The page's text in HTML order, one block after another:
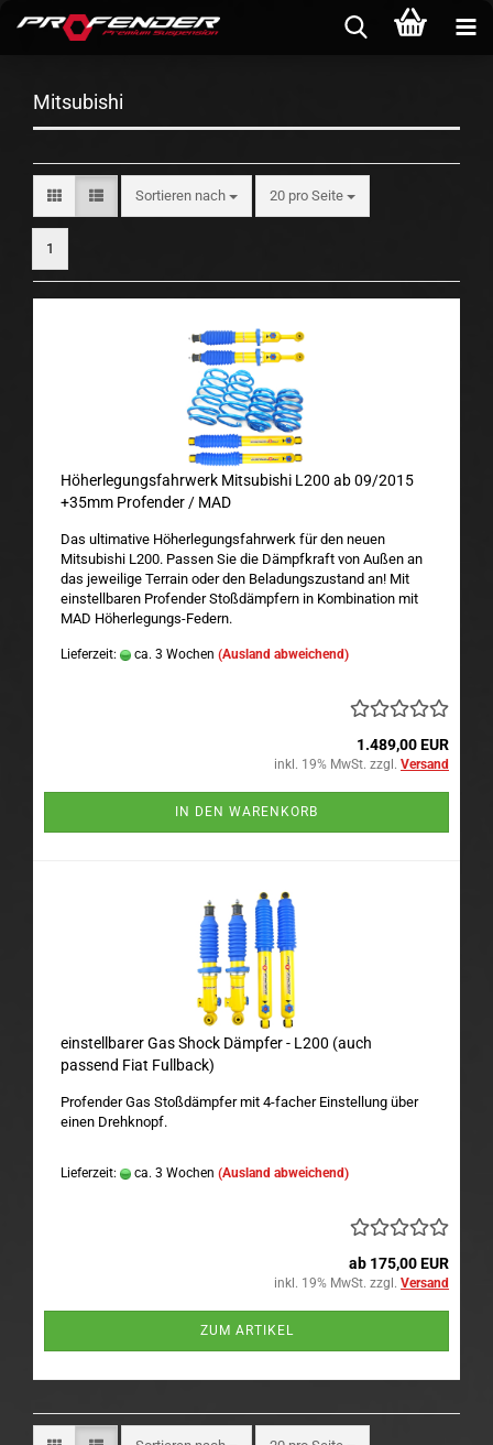
Mitsubishi
Sortieren nach
Sortieren nach 20 pro Seite
pro Seite
1
Höherlegungsfahrwerk Mitsubishi L200 ab 09/2015
+35mm Profender / MAD
Das ultimative Höherlegungsfahrwerk für den neuen
Mitsubishi L200. Passen Sie die Dämpfkraft von Außen an
das jeweilige Terrain oder den Beladungszustand an! Mit
einstellbaren Profender Stoßdämpfern in Kombination mit
MAD Höherlegungs-Federn.
Lieferzeit: ca. 3 Wochen (Ausland abweichend)
1.489,00 EUR
inkl. 19% MwSt. zzgl. Versand
IN DEN WARENKORB
einstellbarer Gas Shock Dämpfer - L200 (auch
passend Fiat Fullback)
Profender Gas Stoßdämpfer mit 4-facher Einstellung über
einen Drehknopf.
Lieferzeit: ca. 3 Wochen (Ausland abweichend)
ab 175,00 EUR
inkl. 19% MwSt. zzgl. Versand
ZUM ARTIKEL